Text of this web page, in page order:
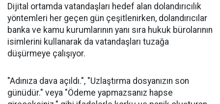
Dijital ortamda vatandaşları hedef alan dolandırıcılık
yöntemleri her geçen gün çeşitlenirken, dolandırıcılar
banka ve kamu kurumlarının yanı sıra hukuk bürolarının
isimlerini kullanarak da vatandaşları tuzağa
düşürmeye çalışıyor.
"Adınıza dava açıldı.", "Uzlaştırma dosyanızın son
günüdür." veya "Ödeme yapmazsanız hapse